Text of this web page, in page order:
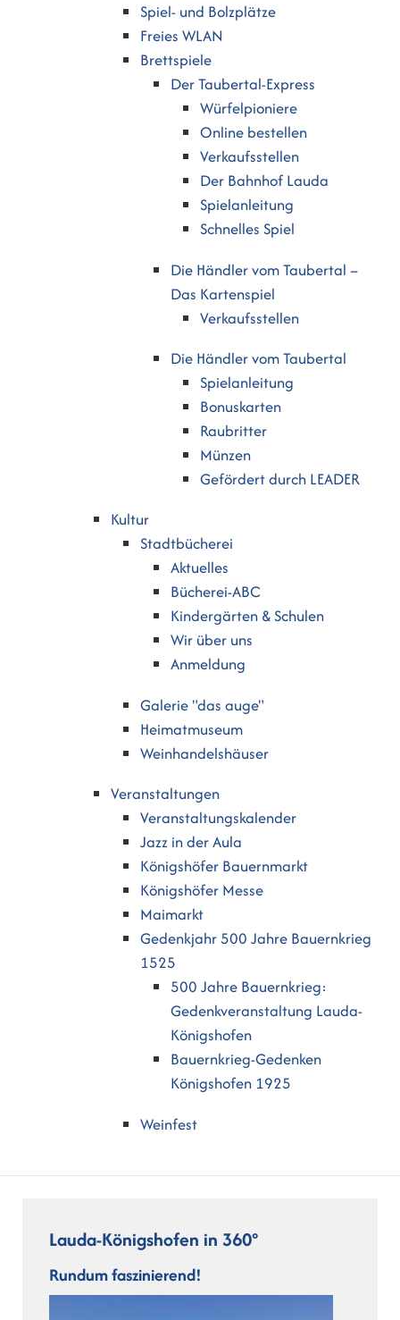
Spiel- und Bolzplätze
Freies WLAN
Brettspiele
Der Taubertal-Express
Würfelpioniere
Online bestellen
Verkaufsstellen
Der Bahnhof Lauda
Spielanleitung
Schnelles Spiel
Die Händler vom Taubertal –
Das Kartenspiel
Verkaufsstellen
Die Händler vom Taubertal
Spielanleitung
Bonuskarten
Raubritter
Münzen
Gefördert durch LEADER
Kultur
Stadtbücherei
Aktuelles
Bücherei-ABC
Kindergärten & Schulen
Wir über uns
Anmeldung
Galerie "das auge"
Heimatmuseum
Weinhandelshäuser
Veranstaltungen
Veranstaltungskalender
Jazz in der Aula
Königshöfer Bauernmarkt
Königshöfer Messe
Maimarkt
Gedenkjahr 500 Jahre Bauernkrieg
1525
500 Jahre Bauernkrieg:
Gedenkveranstaltung Lauda-
Königshofen
Bauernkrieg-Gedenken
Königshofen 1925
Weinfest
Lauda-Königshofen in 360°
Rundum faszinierend!